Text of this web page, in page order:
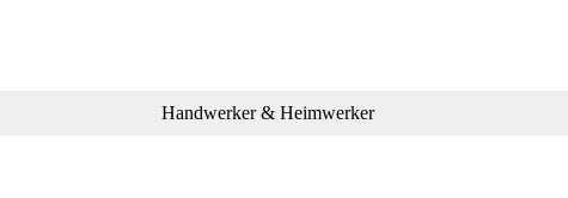
Handwerker & Heimwerker